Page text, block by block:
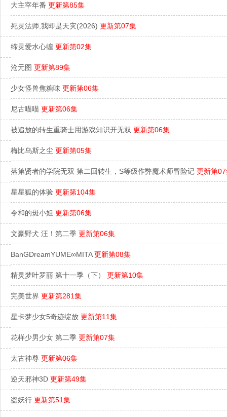
大主宰年番 更新第85集
死灵法师,我即是天灾(2026) 更新第07集
缔灵爱水心缠 更新第02集
沧元图 更新第89集
少女怪兽焦糖味 更新第06集
尼古喵喵 更新第06集
被追放的转生重骑士用游戏知识开无双 更新第06集
梅比乌斯之尘 更新第05集
落第贤者的学院无双 第二回转生，S等级作弊魔术师冒险记 更新第
星星狐的体验 更新第104集
令和的斑小姐 更新第06集
文豪野犬 汪！第二季 更新第06集
BanGDreamYUME∞MITA更新第08集
精灵梦叶罗丽 第十一季（下） 更新第10集
完美世界 更新第281集
星卡梦少女5奇迹绽放 更新第11集
花样少男少女 第二季 更新第07集
太古神尊 更新第06集
逆天邪神3D 更新第49集
盗妖行 更新第51集